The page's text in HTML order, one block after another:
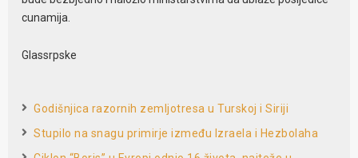
cunamija.
Glassrpske
Godišnjica razornih zemljotresa u Turskoj i Siriji
Stupilo na snagu primirje između Izraela i Hezbolaha